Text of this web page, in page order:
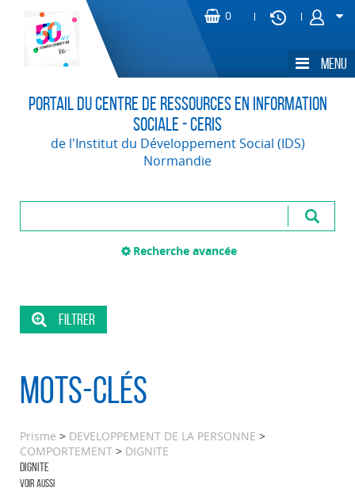
Portail du Centre de Ressources en Information
Sociale - CERIS
de l'Institut du Développement Social (IDS)
Normandie
Recherche avancée
Mots-clés
Prisme > DEVELOPPEMENT DE LA PERSONNE >
COMPORTEMENT > DIGNITE
DIGNITE
Voir aussi